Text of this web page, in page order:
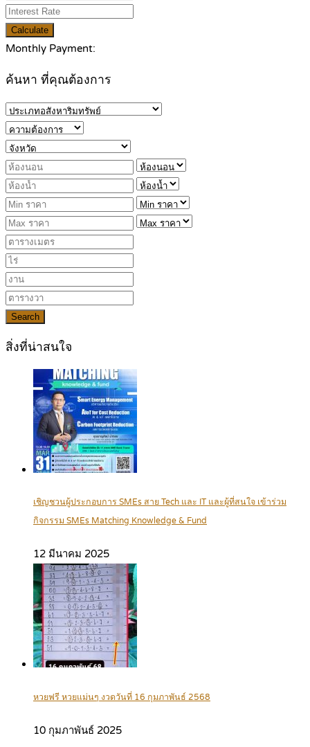
Calculate
Monthly Payment:
ค้นหา ที่คุณต้องการ
Search
สิ่งที่น่าสนใจ
เชิญชวนผู้ประกอบการ SMEs สาย Tech และ IT และผู้ที่สนใจ เข้าร่วม
กิจกรรม SMEs Matching Knowledge & Fund
12 มีนาคม 2025
หวยฟรี หวยแม่นๆ งวดวันที่ 16 กุมภาพันธ์ 2568
10 กุมภาพันธ์ 2025